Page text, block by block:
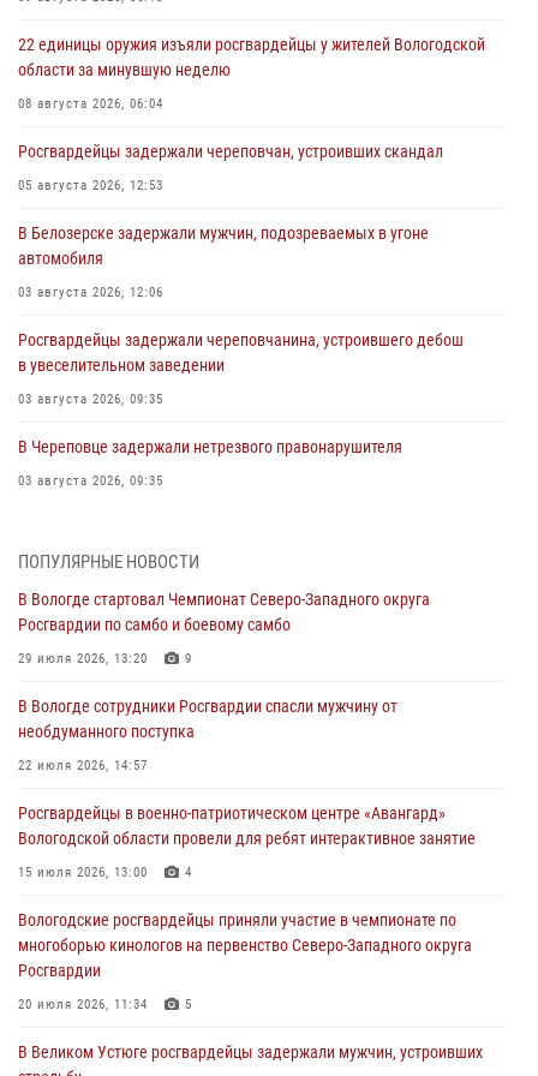
22 единицы оружия изъяли росгвардейцы у жителей Вологодской
области за минувшую неделю
08 августа 2026, 06:04
Росгвардейцы задержали череповчан, устроивших скандал
05 августа 2026, 12:53
В Белозерске задержали мужчин, подозреваемых в угоне
автомобиля
03 августа 2026, 12:06
Росгвардейцы задержали череповчанина, устроившего дебош
в увеселительном заведении
03 августа 2026, 09:35
В Череповце задержали нетрезвого правонарушителя
03 августа 2026, 09:35
товаров из магазина
В Вологде определились победители и призеры Чемпионатов
Северо-Западного округа Росгвардии по спортивному и боевому
03 августа 2026, 08:54 1
ЗА МИНУВШУЮ НЕДЕЛЮ СОТРУДНИКАМИ ВНЕВЕДОМСТВЕННОЙ
ПРАВОНАРУШИТЕЛЯ
02 августа 2026, 10:37
нарушителя на питбайке
31 июля 2026, 06:43
ПОПУЛЯРНЫЕ НОВОСТИ
В Вологде стартовал Чемпионат Северо-Западного округа
Росгвардии по самбо и боевому самбо
29 июля 2026, 13:20 9
В Вологде сотрудники Росгвардии спасли мужчину от
необдуманного поступка
22 июля 2026, 14:57
Росгвардейцы в военно-патриотическом центре «Авангард»
Вологодской области провели для ребят интерактивное занятие
15 июля 2026, 13:00 4
Вологодские росгвардейцы приняли участие в чемпионате по
многоборью кинологов на первенство Северо-Западного округа
Росгвардии
20 июля 2026, 11:34 5
В Великом Устюге росгвардейцы задержали мужчин, устроивших